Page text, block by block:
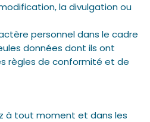
la divulgation ou
personnel dans le cadre
données dont ils ont
règles de conformité et de
à tout moment et dans les